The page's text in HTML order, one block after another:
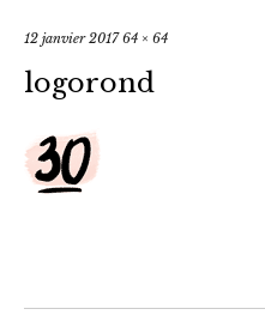
12 janvier 2017 64 × 64
logorond